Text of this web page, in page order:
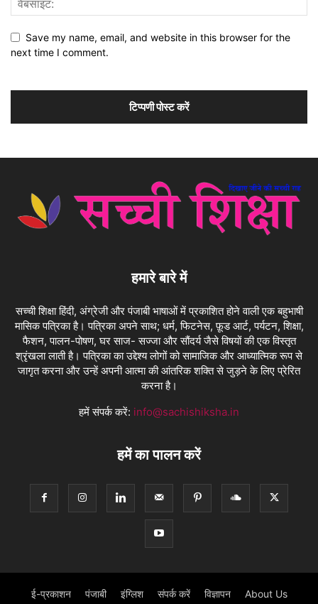
Save my name, email, and website in this browser for the
next time I comment.
हमारे बारे में
सच्ची शिक्षा हिंदी, अंग्रेजी और पंजाबी भाषाओं में प्रकाशित होने वाली एक बहुभाषी
मासिक पत्रिका है। पत्रिका अपने साथ; धर्म, फिटनेस, फ़ूड आर्ट, पर्यटन, शिक्षा,
फैशन, पालन-पोषण, घर साज- सज्जा और सौंदर्य जैसे विषयों की एक विस्तृत
श्रृंखला लाती है। पत्रिका का उद्देश्य लोगों को सामाजिक और आध्यात्मिक रूप से
जागृत करना और उन्हें अपनी आत्मा की आंतरिक शक्ति से जुड़ने के लिए प्रेरित
करना है।
हमें संपर्क करें: info@sachishiksha.in
हमें का पालन करें
ई-प्रकाशन पंजाबी इंग्लिश संपर्क करें विज्ञापन About Us